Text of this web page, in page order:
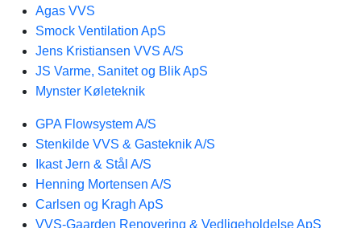
Agas VVS
Smock Ventilation ApS
Jens Kristiansen VVS A/S
JS Varme, Sanitet og Blik ApS
Mynster Køleteknik
GPA Flowsystem A/S
Stenkilde VVS & Gasteknik A/S
Ikast Jern & Stål A/S
Henning Mortensen A/S
Carlsen og Kragh ApS
VVS-Gaarden Renovering & Vedligeholdelse ApS